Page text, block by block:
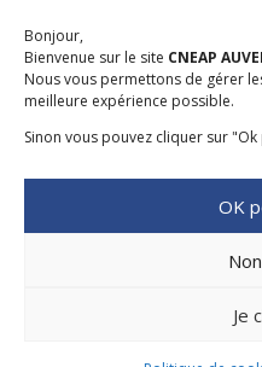
Bonjour,
Bienvenue sur le site CNEAP
Nous vous permettons de gérer
meilleure expérience possible.
Sinon vous pouvez cliquer sur
OK
Je